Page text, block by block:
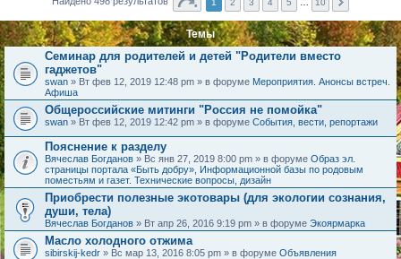
Темы
Семинар для родителей и детей "Родители вместо
гаджетов"
swan » Вт фев 12, 2019 12:48 pm » в форуме Мероприятия. Анонсы встреч.
Афиша
Общероссийские митинги "Россия не помойка"
swan » Вт фев 12, 2019 12:42 pm » в форуме События, вести, репортажи
Пояснение к разделу
Вячеслав Богданов » Вс янв 27, 2019 8:00 pm » в форуме Образ эл.
страницы портала «Быть добру», Информационной базы по родовым
поместьям и газет. Технические вопросы, дизайн
Приобрести полезные экотовары (для экологии сознания,
души, тела)
Вячеслав Богданов » Вт апр 26, 2016 9:19 pm » в форуме Экоярмарка
Масло холодного отжима
sibirskij-kedr » Вс мар 13, 2016 8:05 pm » в форуме Объявления